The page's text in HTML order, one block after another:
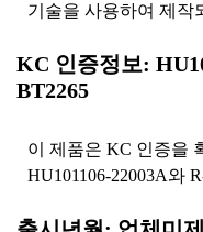
기술을 사용하여 제작
KC 인증정보:
BT2265
이 제품은 KC 인증을
HU101106-22003A와